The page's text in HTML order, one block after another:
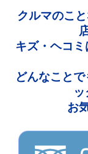
クルマのこ
キズ・ヘコ
どんなこと
お